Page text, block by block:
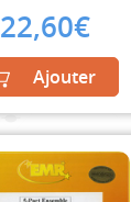
22,60€
Ajouter